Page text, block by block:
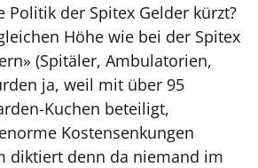
Politik der Spitex Gelder kürzt?
Höhe wie bei der Spitex
(Spitäler, Ambulato­rien,
ja, weil mit über 95
Kuchen beteiligt,
Kostensenkungen
diktiert denn da niemand im